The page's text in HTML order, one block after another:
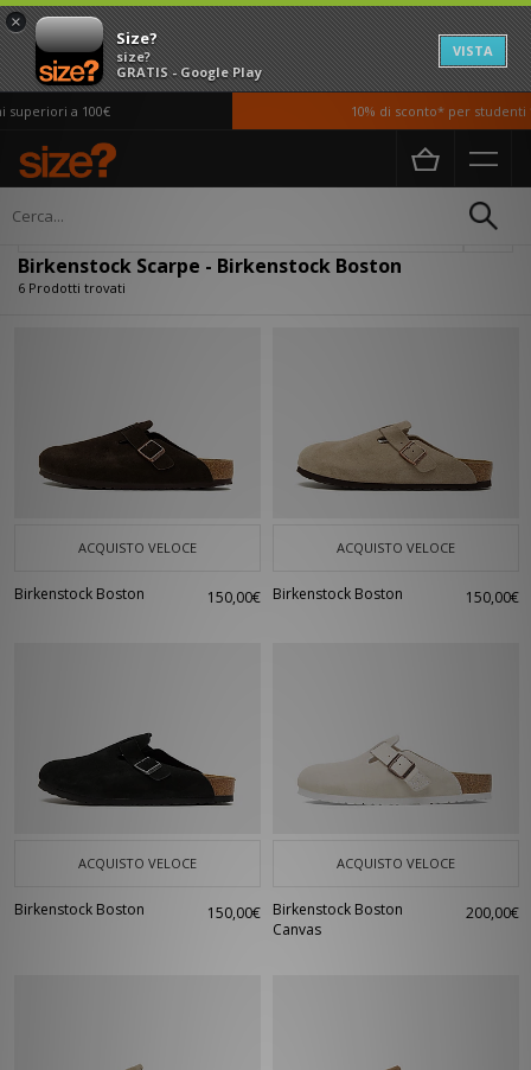
×
Size?
size?
GRATIS - Google Play
VISTA
a 100€ 10% di sconto* per studenti
Home Uomo
Birkenstock Scarpe - Birkenstock Boston
6 Prodotti trovati
ACQUISTO VELOCE
Birkenstock Boston 150,00€
ACQUISTO VELOCE
Birkenstock Boston 150,00€
ACQUISTO VELOCE
Birkenstock Boston 150,00€
ACQUISTO VELOCE
Birkenstock Boston
Canvas
200,00€